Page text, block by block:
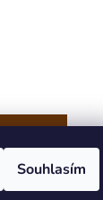
Souhlasím